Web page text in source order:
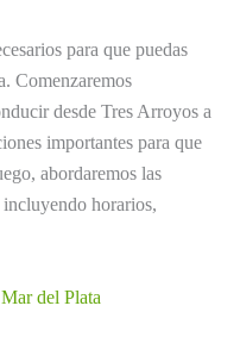
para que puedas
Comenzaremos
desde Tres Arroyos a
importantes para que
abordaremos las
horarios,
del Plata